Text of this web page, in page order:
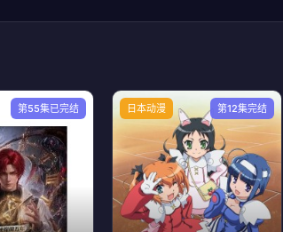
第55集已完结 日本动漫 第12集完结